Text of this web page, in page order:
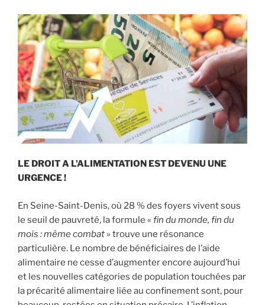
LE DROIT A L’ALIMENTATION EST DEVENU UNE
URGENCE !
En Seine-Saint-Denis, où 28 % des foyers vivent sous
le seuil de pauvreté, la formule « fin du monde, fin du
mois : même combat » trouve une résonance
particulière. Le nombre de bénéficiaires de l’aide
alimentaire ne cesse d’augmenter encore aujourd’hui
et les nouvelles catégories de population touchées par
la précarité alimentaire liée au confinement sont, pour